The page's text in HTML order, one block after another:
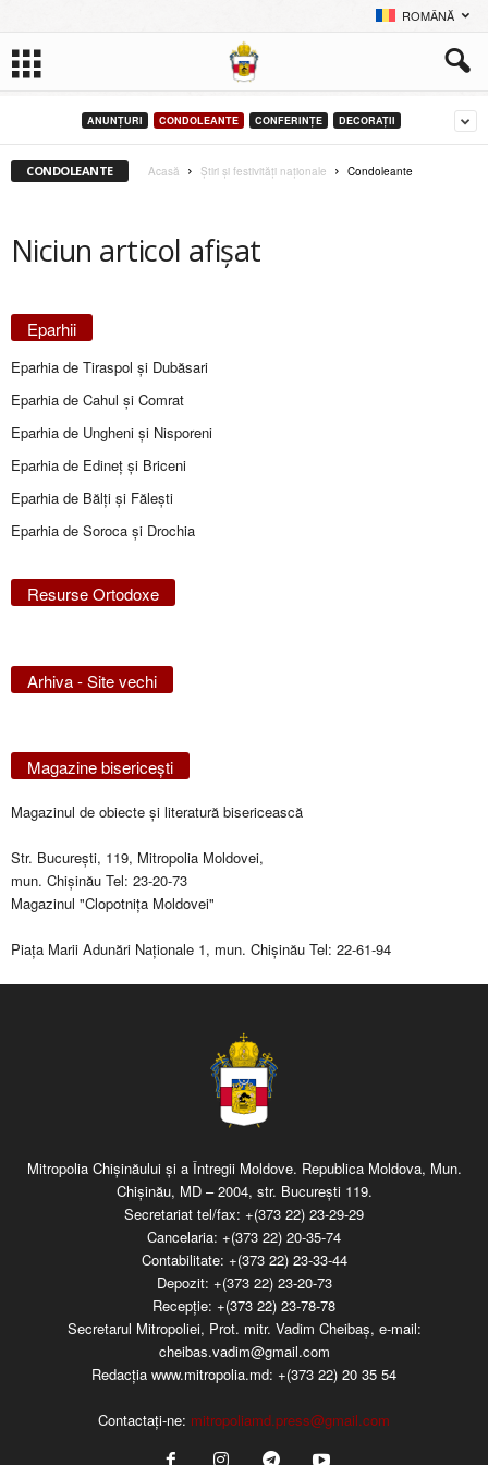
ROMÂNĂ
ANUNŢURI CONDOLEANTE CONFERINȚE DECORAŢII
CONDOLEANTE Acasă Știri și festivități naționale Condoleante
Niciun articol afișat
Eparhii
Eparhia de Tiraspol și Dubăsari
Eparhia de Cahul și Comrat
Eparhia de Ungheni și Nisporeni
Eparhia de Edineţ şi Briceni
Eparhia de Bălţi şi Făleşti
Eparhia de Soroca și Drochia
Resurse Ortodoxe
Arhiva - Site vechi
Magazine bisericeşti
Magazinul de obiecte şi literatură bisericească
Str. Bucureşti, 119, Mitropolia Moldovei,
mun. Chişinău Tel: 23-20-73
Magazinul "Clopotniţa Moldovei"
Piaţa Marii Adunări Naţionale 1, mun. Chişinău Tel: 22-61-94
Mitropolia Chişinăului şi a Întregii Moldove. Republica Moldova, Mun.
Chişinău, MD – 2004, str. Bucureşti 119.
Secretariat tel/fax: +(373 22) 23-29-29
Cancelaria: +(373 22) 20-35-74
Contabilitate: +(373 22) 23-33-44
Depozit: +(373 22) 23-20-73
Recepţie: +(373 22) 23-78-78
Secretarul Mitropoliei, Prot. mitr. Vadim Cheibaş, e-mail:
cheibas.vadim@gmail.com
Redacția www.mitropolia.md: +(373 22) 20 35 54
Contactați-ne: mitropoliamd.press@gmail.com